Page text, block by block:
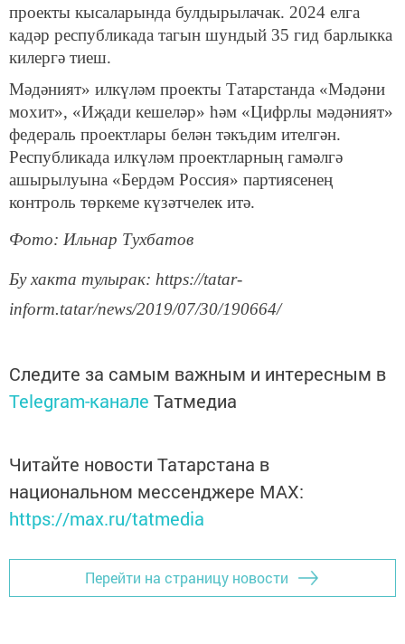
проекты кысаларында булдырылачак. 2024 елга
кадәр республикада тагын шундый 35 гид барлыкка
килергә тиеш.
Мәдәният» илкүләм проекты Татарстанда «Мәдәни
мохит», «Иҗади кешеләр» һәм «Цифрлы мәдәният»
федераль проектлары белән тәкъдим ителгән.
Республикада илкүләм проектларның гамәлгә
ашырылуына «Бердәм Россия» партиясенең
контроль төркеме күзәтчелек итә.
Фото: Ильнар Тухбатов
Бу хакта тулырак: https://tatar-
inform.tatar/news/2019/07/30/190664/
Следите за самым важным и интересным в
Telegram-канале Татмедиа
Читайте новости Татарстана в
национальном мессенджере MАХ:
https://max.ru/tatmedia
Перейти на страницу новости